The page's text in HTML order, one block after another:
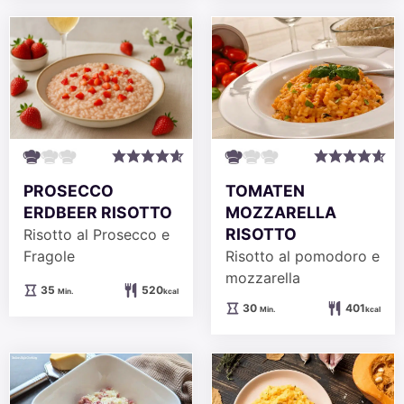
PROSECCO
ERDBEER RISOTTO
Risotto al Prosecco e
Fragole
35Minuten
Min. 520kcal
TOMATEN
MOZZARELLA
RISOTTO
Risotto al pomodoro e
mozzarella
30Minuten
Min. 401kcal